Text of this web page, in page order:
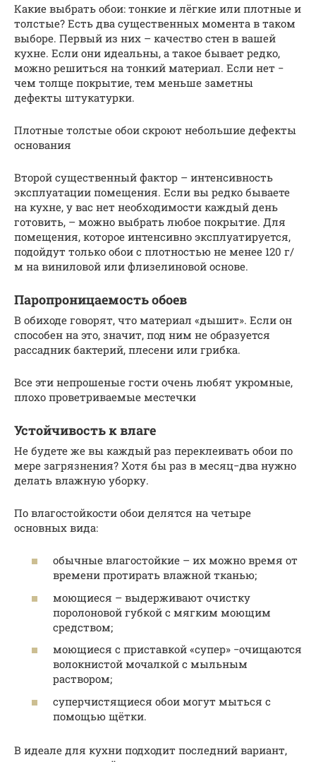
Какие выбрать обои: тонкие и лёгкие или плотные и
толстые? Есть два существенных момента в таком
выборе. Первый из них – качество стен в вашей
кухне. Если они идеальны, а такое бывает редко,
можно решиться на тонкий материал. Если нет −
чем толще покрытие, тем меньше заметны
дефекты штукатурки.
Плотные толстые обои скроют небольшие дефекты
основания
Второй существенный фактор – интенсивность
эксплуатации помещения. Если вы редко бываете
на кухне, у вас нет необходимости каждый день
готовить, – можно выбрать любое покрытие. Для
помещения, которое интенсивно эксплуатируется,
подойдут только обои с плотностью не менее 120 г/
м на виниловой или флизелиновой основе.
Паропроницаемость обоев
В обиходе говорят, что материал «дышит». Если он
способен на это, значит, под ним не образуется
рассадник бактерий, плесени или грибка.
Все эти непрошеные гости очень любят укромные,
плохо проветриваемые местечки
Устойчивость к влаге
Не будете же вы каждый раз переклеивать обои по
мере загрязнения? Хотя бы раз в месяц−два нужно
делать влажную уборку.
По влагостойкости обои делятся на четыре
основных вида:
обычные влагостойкие – их можно время от
времени протирать влажной тканью;
моющиеся – выдерживают очистку
поролоновой губкой с мягким моющим
средством;
моющиеся с приставкой «супер» −очищаются
волокнистой мочалкой с мыльным
раствором;
суперчистящиеся обои могут мыться с
помощью щётки.
В идеале для кухни подходит последний вариант,